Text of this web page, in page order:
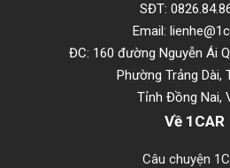
SĐT:
Email:
ĐC: 160 đường Nguyễn Ái
Phường Trảng Dài,
Tỉnh Đồng Nai,
Về 1CAR
Câu chuyện